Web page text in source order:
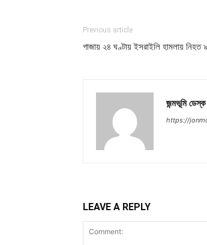
Previous article
গাজায় ২৪ ঘণ্টায় ইসরাইলি হামলায় নিহত
জন্মভূমি ডেস্ক
https://
LEAVE A REPLY